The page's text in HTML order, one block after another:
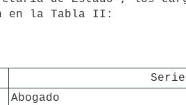
en la Tabla II:
Serie
Abogado